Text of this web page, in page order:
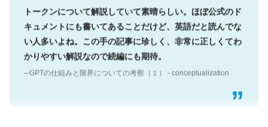
トークンについて解説していて素晴らしい。ほぼ公式のド
キュメントにも書いてあることだけど、英語だと読んでな
い人多いよね。この手の記事に珍しく、非常に正しくてわ
かりやすい解説なので続編にも期待。